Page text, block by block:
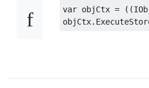
var objCtx = ((
objCtx.